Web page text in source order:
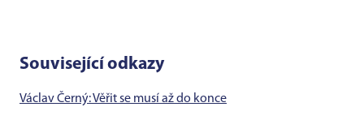
Související odkazy
Václav Černý: Věřit se musí až do konce